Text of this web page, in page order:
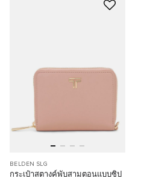
BELDEN SLG
กระเป๋าสตางค์พับสามตอนแบบซิป